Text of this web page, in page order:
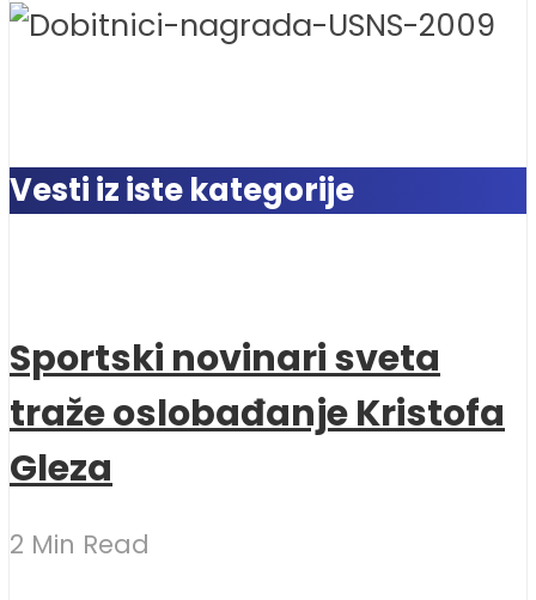
Vesti iz iste kategorije
Sportski novinari sveta
traže oslobađanje Kristofa
Gleza
2 Min Read